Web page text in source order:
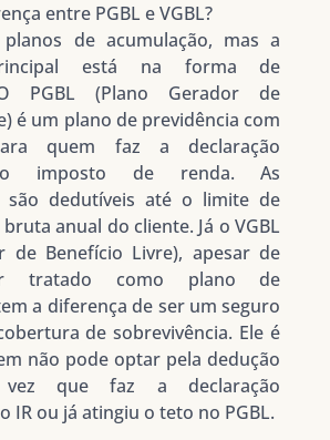
entre PGBL e VGBL?
de acumulação, mas a
está na forma de
PGBL (Plano Gerador de
é um plano de previdência com
quem faz a declaração
imposto de renda. As
são dedutíveis até o limite de
anual do cliente. Já o VGBL
de Benefício Livre), apesar de
tratado como plano de
a diferença de ser um seguro
de sobrevivência. Ele é
não pode optar pela dedução
que faz a declaração
IR ou já atingiu o teto no PGBL.